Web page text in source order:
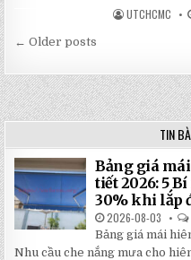
UTCHCMC
navigation
← Older posts
TIN
Bảng giá
tiết 2026: 5
30% khi lắp
2026-08-03
Bảng giá mái
Nhu cầu che nắng mưa cho